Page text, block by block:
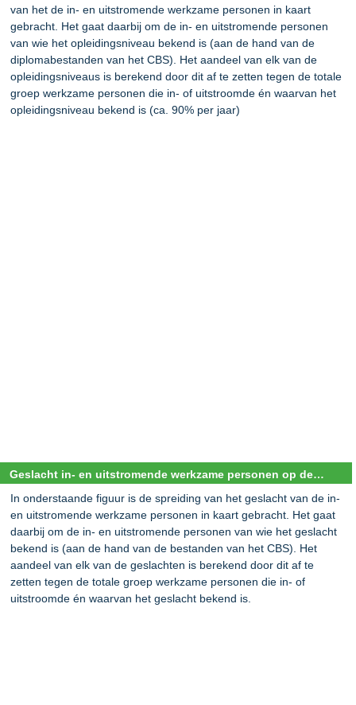
van het de in- en uitstromende werkzame personen in kaart
gebracht. Het gaat daarbij om de in- en uitstromende personen
van wie het opleidingsniveau bekend is (aan de hand van de
diplomabestanden van het CBS) . Het aandeel van elk van de
opleidingsniveaus is berekend door dit af te zetten tegen de totale
groep werkzame personen die in- of uitstroomde én waarvan het
opleidingsniveau bekend is (ca. 90% per jaar)
Geslacht in- en uitstromende werkzame personen op de chemie arbeidsmarkt
In onderstaande figuur is de spreiding van het geslacht van de in-
en uitstromende werkzame personen in kaart gebracht. Het gaat
daarbij om de in- en uitstromende personen van wie het geslacht
bekend is (aan de hand van de bestanden van het CBS). Het
aandeel van elk van de geslachten is berekend door dit af te
zetten tegen de totale groep werkzame personen die in- of
uitstroomde én waarvan het geslacht bekend is.